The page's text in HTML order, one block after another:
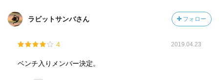
ラビットサンバさん フォロー
4 2019.04.23
ベンチ入りメンバー決定。